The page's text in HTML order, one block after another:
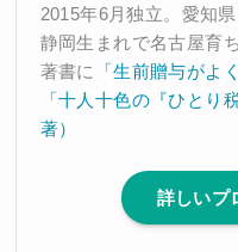
2015年6月独立。愛知
静岡生まれで名古屋育ち
著書に
「生前贈与がよ
「十人十色の『ひとり
著）
詳しいプ